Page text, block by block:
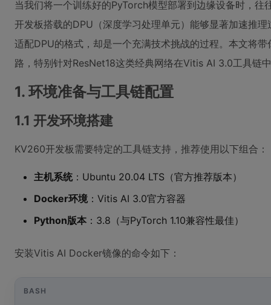
当我们将一个训练好的PyTorch模型部署到边缘设备时，
开发板搭载的DPU（深度学习处理单元）能够显著加速推
适配DPU的格式，却是一个充满技术挑战的过程。本文将
路，特别针对ResNet18这类经典网络在Vitis AI 3.0工具链
1. 环境准备与工具链配置
1.1 开发环境搭建
KV260开发板需要特定的工具链支持，推荐使用以下组合：
主机系统：Ubuntu 20.04 LTS（官方推荐版本）
Docker环境 ：Vitis AI 3.0官方容器
Python版本 ：3.8（与PyTorch 1.10兼容性最佳）
安装Vitis AI Docker镜像的命令如下：
BASH